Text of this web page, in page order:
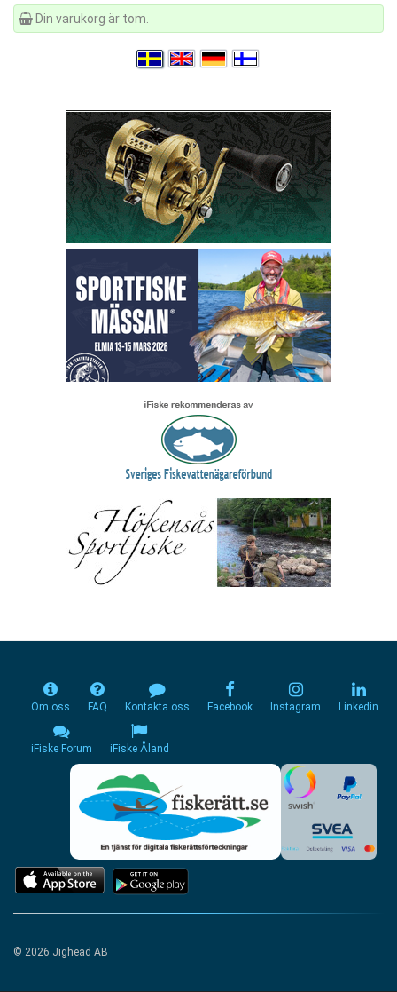
Din varukorg är tom.
Om oss FAQ Kontakta oss Facebook Instagram Linkedin
iFiske Forum iFiske Åland
© 2026 Jighead AB